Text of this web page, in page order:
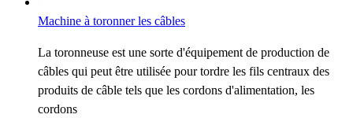
Machine à toronner les câbles
La toronneuse est une sorte d'équipement de production de
câbles qui peut être utilisée pour tordre les fils centraux des
produits de câble tels que les cordons d'alimentation, les
cordons